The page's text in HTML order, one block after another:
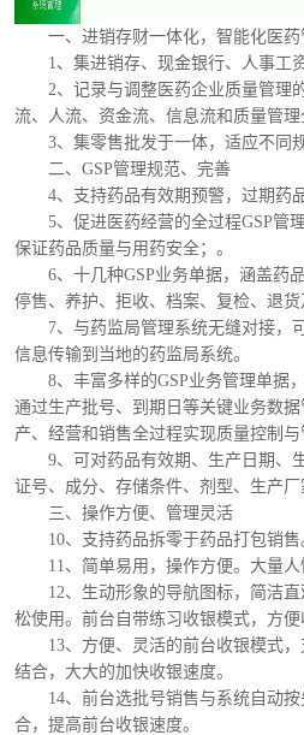
一、进销存财一体化，智能化医药
1、集进销存、现金银行、人事工资
2、记录与调整医药企业质量管理
流、人流、资金流、信息流和质量管
3、集零售批发于一体，适应不同规
二、GSP管理规范、完善
4、支持药品有效期预警，过期药品
5、促进医药经营的全过程GSP管理
保证药品质量与用药安全；。
6、十几种GSP业务单据，涵盖药品
停售、养护、拒收、档案、复检、退货
7、与药监局管理系统无缝对接，
信息传输到当地的药监局系统。
8、丰富多样的GSP业务管理单据，
通过生产批号、到期日等关键业务数
产、经营和销售全过程实现质量控制与
9、可对药品有效期、生产日期、生
证号、成分、存储条件、剂型、生产厂
三、操作方便、管理灵活
10、支持药品拆零于药品打包销售
11、简单易用，操作方便。大量人
12、生动形象的导航图标，简洁直
松使用。前台自带练习收银模式，方便
13、方便、灵活的前台收银模式，
结合，大大的加快收银速度。
14、前台选批号销售与系统自动按
合，提高前台收银速度。